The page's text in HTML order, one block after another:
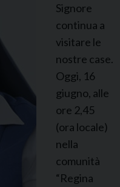
a
D
e
L
o
u
r
d
e
s
Q
Signore
continua a
visitare le
nostre case.
Oggi, 16
giugno, alle
ore 2,45
(ora locale)
nella
comunità
“Regina